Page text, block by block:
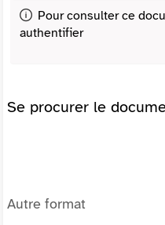
Pour consulter ce
authentifier
Se procurer le
Autre format